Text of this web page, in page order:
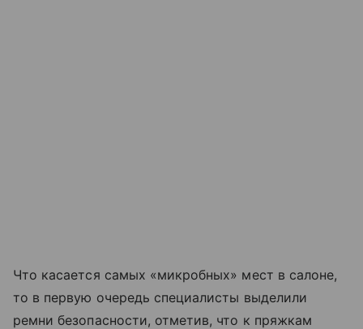
Что касается самых «микробных» мест в салоне,
то в первую очередь специалисты выделили
ремни безопасности, отметив, что к пряжкам